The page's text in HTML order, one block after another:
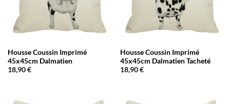
Housse Coussin Imprimé
45x45cm Dalmatien
18,90€
Housse Coussin Imprimé
45x45cm Dalmatien Tacheté
18,90€